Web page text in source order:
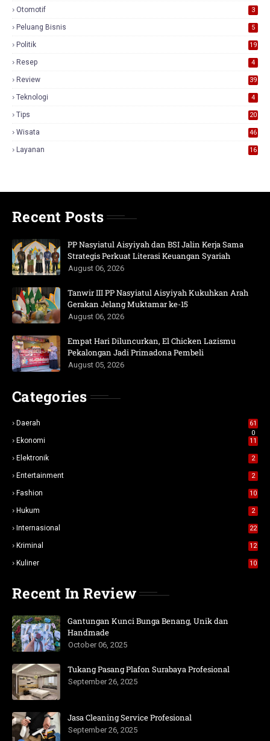
Otomotif 3
Peluang Bisnis 5
Politik 19
Resep 4
Review
39
Teknologi 4
Tips 20
Wisata 46
Layanan 16
Recent Posts
PP Nasyiatul Aisyiyah dan BSI Jalin Kerja Sama
Strategis Perkuat Literasi Keuangan Syariah
August 06, 2026
Tanwir III PP Nasyiatul Aisyiyah Kukuhkan Arah
Gerakan Jelang Muktamar ke-15
August 06, 2026
Empat Hari Diluncurkan, El Chicken Lazismu
Pekalongan Jadi Primadona Pembeli
August 05, 2026
Categories
Daerah
61
0
Ekonomi 11
Elektronik 2
Entertainment 2
Fashion 10
Hukum 2
Internasional 22
Kriminal 12
Kuliner 10
Recent In Review
Gantungan Kunci Bunga Benang, Unik dan
Handmade
October 06, 2025
Tukang Pasang Plafon Surabaya Profesional
September 26, 2025
Jasa Cleaning Service Profesional
September 26, 2025